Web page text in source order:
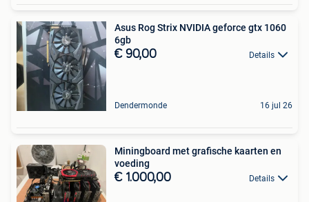
Asus Rog Strix NVIDIA geforce gtx 1060
6gb
€ 90,00 Details
Dendermonde 16 jul 26
Miningboard met grafische kaarten en
voeding
€ 1.000,00 Details